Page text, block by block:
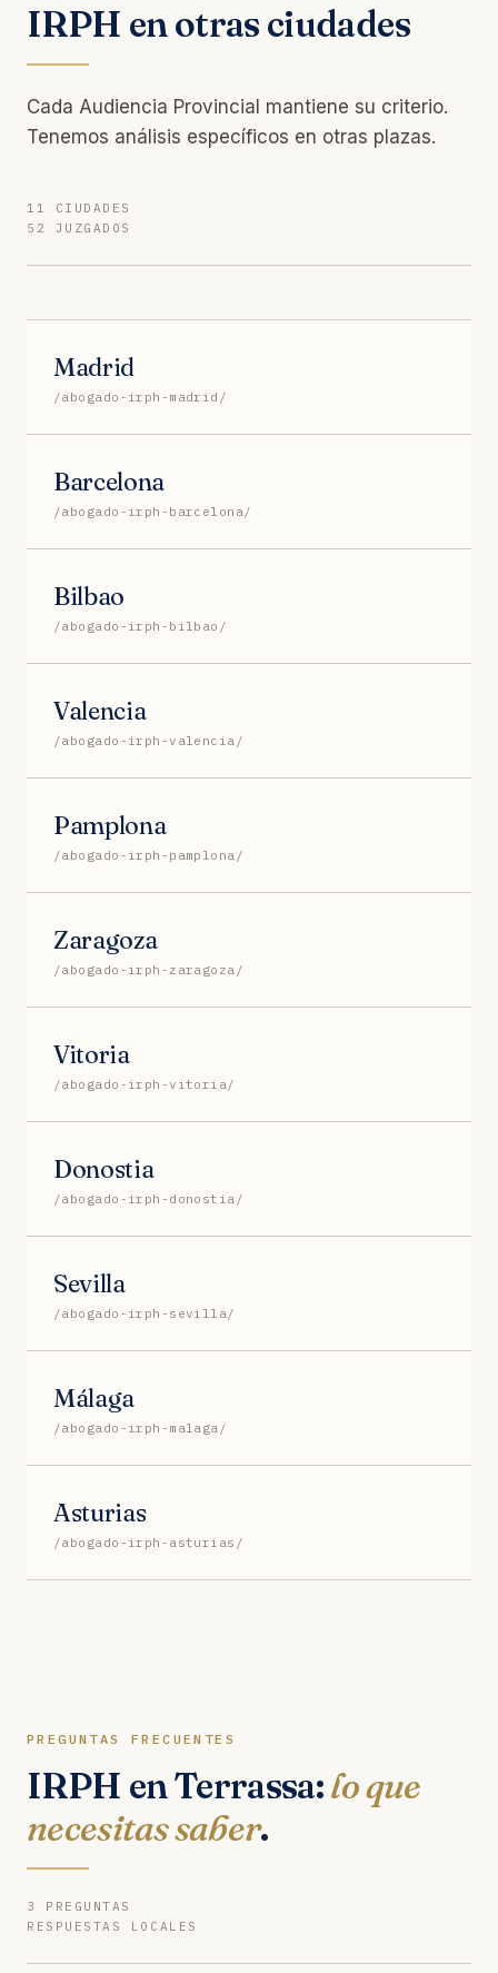
IRPH en otras ciudades
Cada Audiencia Provincial mantiene su criterio.
Tenemos análisis específicos en otras plazas.
11 CIUDADES
52 JUZGADOS
Madrid
/abogado-irph-madrid/
Barcelona
/abogado-irph-barcelona/
Bilbao
/abogado-irph-bilbao/
Valencia
/abogado-irph-valencia/
Pamplona
/abogado-irph-pamplona/
Zaragoza
/abogado-irph-zaragoza/
Vitoria
/abogado-irph-vitoria/
Donostia
/abogado-irph-donostia/
Sevilla
/abogado-irph-sevilla/
Málaga
/abogado-irph-malaga/
Asturias
/abogado-irph-asturias/
PREGUNTAS FRECUENTES
IRPH en Terrassa:lo que
necesitas saber.
3 PREGUNTAS
RESPUESTAS LOCALES